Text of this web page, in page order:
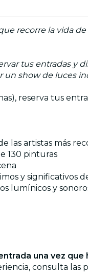
recorre la vida
tus entradas y
un show de luces
reserva tus
las artistas más
130 pinturas
y significativos
lumínicos y
una vez
consulta